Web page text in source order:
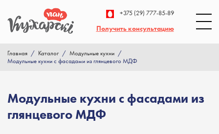
+375 (29) 777-85-89
Получить консультацию
Главная / Каталог / Модульные кухни /
Модульные кухни с фасадами из глянцевого МДФ
Модульные кухни с фасадами из
глянцевого МДФ